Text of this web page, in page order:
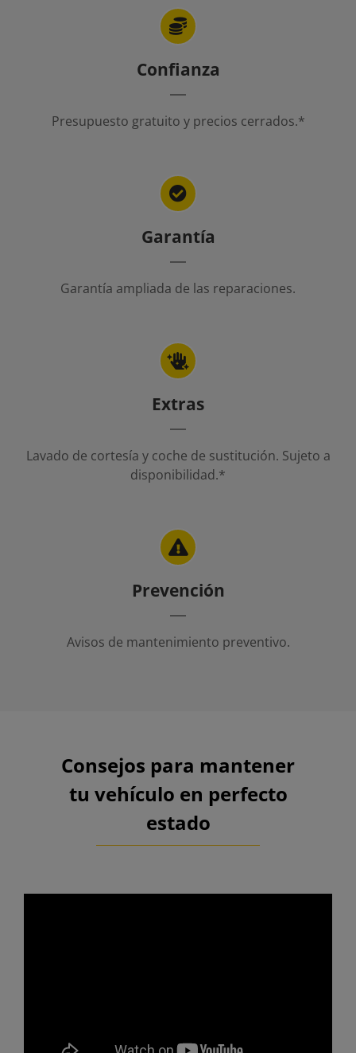
Confianza
Presupuesto gratuito y precios cerrados.*
Garantía
Garantía ampliada de las reparaciones.
Extras
Lavado de cortesía y coche de sustitución. Sujeto a
disponibilidad.*
Prevención
Avisos de mantenimiento preventivo.
Consejos para mantener
tu vehículo en perfecto
estado